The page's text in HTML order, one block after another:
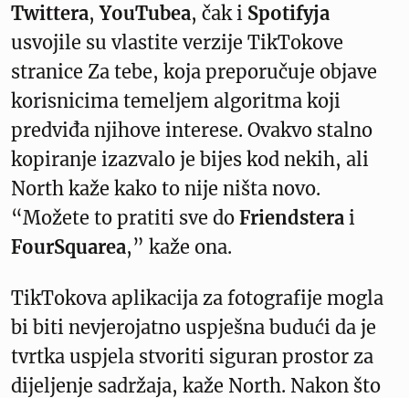
Twittera,YouTubea, čak i Spotifyja
usvojile su vlastite verzije TikTokove
stranice Za tebe, koja preporučuje objave
korisnicima temeljem algoritma koji
predviđa njihove interese. Ovakvo stalno
kopiranje izazvalo je bijes kod nekih, ali
North kaže kako to nije ništa novo.
“Možete to pratiti sve do Friendstera i
FourSquarea,” kaže ona.
TikTokova aplikacija za fotografije mogla
bi biti nevjerojatno uspješna budući da je
tvrtka uspjela stvoriti siguran prostor za
dijeljenje sadržaja, kaže North. Nakon što